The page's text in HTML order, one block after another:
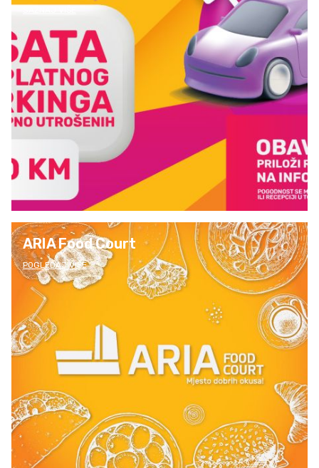
ARIA Food Court
POGLEDAJ VIŠE